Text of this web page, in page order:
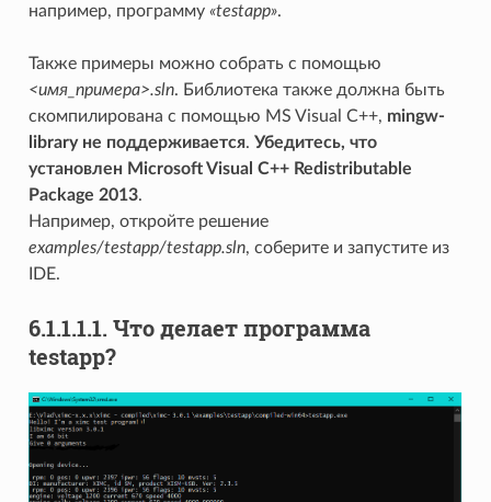
например, программу «testapp».
Также примеры можно собрать с помощью
<имя_примера>.sln. Библиотека также должна быть
скомпилирована с помощью MS Visual C++, mingw-
library не поддерживается. Убедитесь, что
установлен Microsoft Visual C++ Redistributable
Package 2013.
Например, откройте решение
examples/testapp/testapp.sln, соберите и запустите из
IDE.
6.1.1.1.1. Что делает программа
testapp?